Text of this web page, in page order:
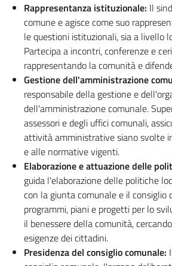
Rappresentanza istituzionale: Il
comune e agisce come suo
le questioni istituzionali, sia a livello
Partecipa a incontri, conferenze e
rappresentando la comunità e
Gestione dell'amministrazione
responsabile della gestione e
dell'amministrazione comunale.
assessori e degli uffici comunali,
attività amministrative siano svolte
e alle normative vigenti.
Elaborazione e attuazione delle
guida l'elaborazione delle politiche
con la giunta comunale e il consiglio
programmi, piani e progetti per lo
il benessere della comunità,
esigenze dei cittadini.
Presidenza del consiglio comunale: